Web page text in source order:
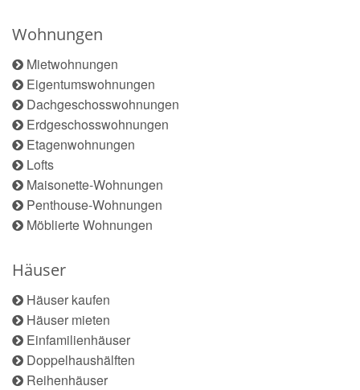
Wohnungen
Mietwohnungen
Eigentumswohnungen
Dachgeschosswohnungen
Erdgeschosswohnungen
Etagenwohnungen
Lofts
Maisonette-Wohnungen
Penthouse-Wohnungen
Möblierte Wohnungen
Häuser
Häuser kaufen
Häuser mieten
Einfamilienhäuser
Doppelhaushälften
Reihenhäuser